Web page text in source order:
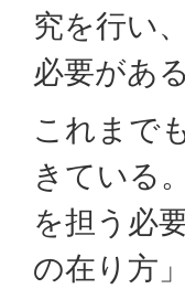
究を行い
必要がある
これまで
きている
を担う必
の在り方